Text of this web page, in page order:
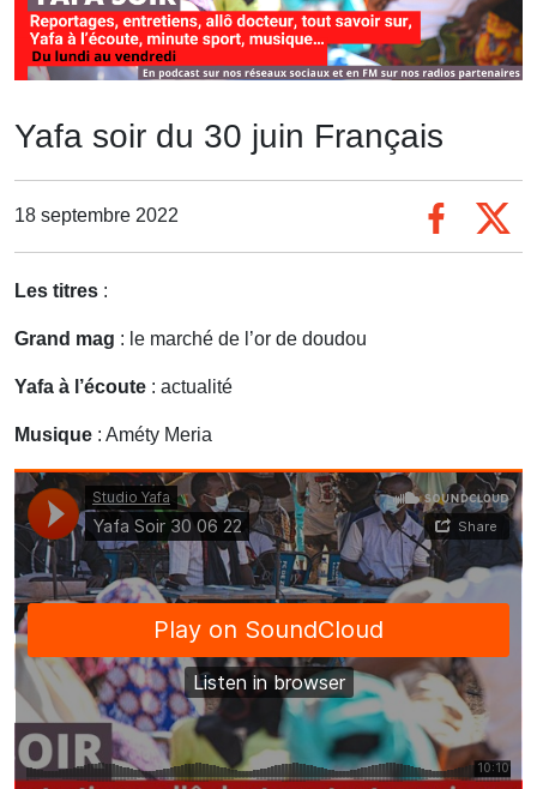
Yafa soir du 30 juin Français
18 septembre 2022
Les titres :
Grand mag : le marché de l’or de doudou
Yafa à l’écoute : actualité
Musique : Améty Meria